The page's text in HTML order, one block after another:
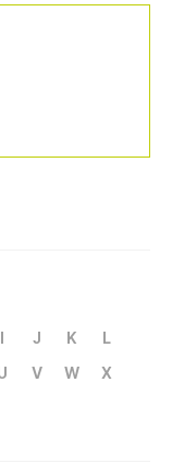
I J K
L
V W
X